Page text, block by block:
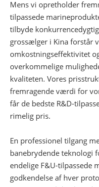
Mens vi opretholder
tilpassede
tilbyde
grossælger i Kina forstår
omkostningseffektivitet
overkommelige
kvaliteten. Vores
fremragende værdi for
får de bedste R&D-
rimelig pris.
En professionel tilgang
banebrydende teknologi
endelige F&U-tilpassede
godkendelse af hver